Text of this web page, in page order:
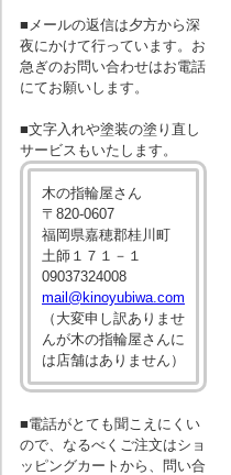
■メールの返信は夕方から深
夜にかけて行っています。お
急ぎのお問い合わせはお電話
にてお願いします。
■文字入れや塗装の塗り直し
サービスもいたします。
木の指輪屋さん
〒820-0607
福岡県嘉穂郡桂川町
土師１７１－１
09037324008
mail@kinoyubiwa.com
（大変申し訳ありませ
んが木の指輪屋さんに
は店舗はありません）
■電話がとても聞こえにくい
ので、なるべくご注文はショ
ッピングカートから、問い合